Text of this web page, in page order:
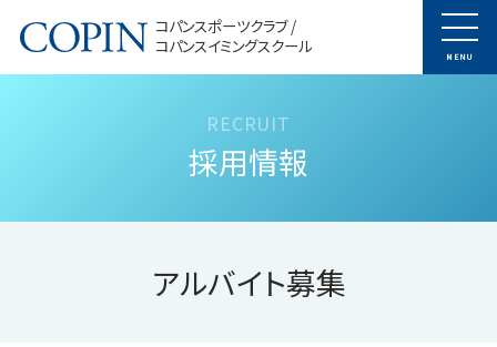
コパンスポーツクラブ /
コパンスイミングスクール
MENU
採用情報
アルバイト募集